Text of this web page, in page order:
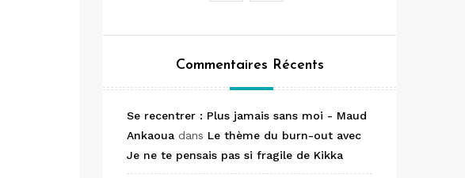
Commentaires Récents
Se recentrer : Plus jamais sans moi - Maud
Ankaoua dans Le thème du burn-out avec
Je ne te pensais pas si fragile de Kikka